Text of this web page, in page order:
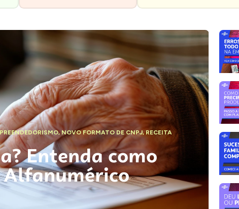
,NOVO FORMATO DE CNPJ,RECEITA
Entenda como
Alfanumérico